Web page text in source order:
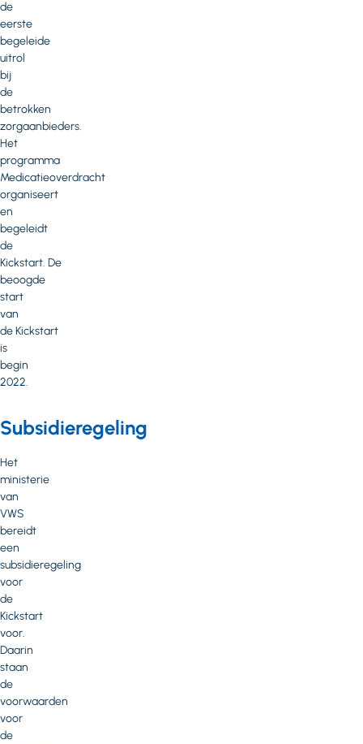
de
eerste
begeleide
uitrol
bij
de
betrokken
zorgaanbieders.
Het
programma
Medicatieoverdracht
organiseert
en
begeleidt
de
Kickstart. De
beoogde
start
van
de Kickstart
is
begin
2022.
Subsidieregeling
Het
ministerie
van
VWS
bereidt
een
subsidieregeling
voor
de
Kickstart
voor.
Daarin
staan
de
voorwaarden
voor
de